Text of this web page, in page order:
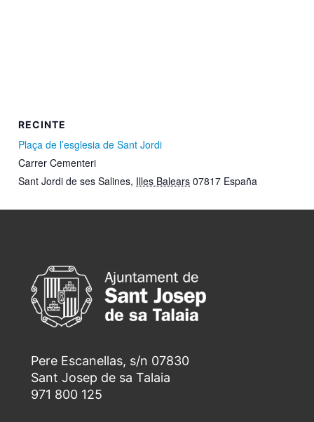
RECINTE
Plaça de l’esglesia de Sant Jordi
Carrer Cementeri
Sant Jordi de ses Salines, Illes Balears 07817 España
Pere Escanellas, s/n 07830
Sant Josep de sa Talaia
971 800 125